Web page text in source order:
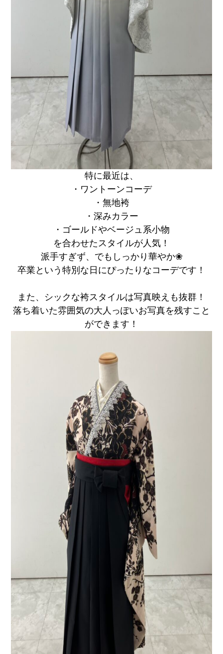
特に最近は、
・ワントーンコーデ
・無地袴
・深みカラー
・ゴールドやベージュ系小物
を合わせたスタイルが人気！
派手すぎず、でもしっかり華やか❀
卒業という特別な日にぴったりなコーデです！
また、シックな袴スタイルは写真映えも抜群！
落ち着いた雰囲気の大人っぽいお写真を残すこと
ができます！